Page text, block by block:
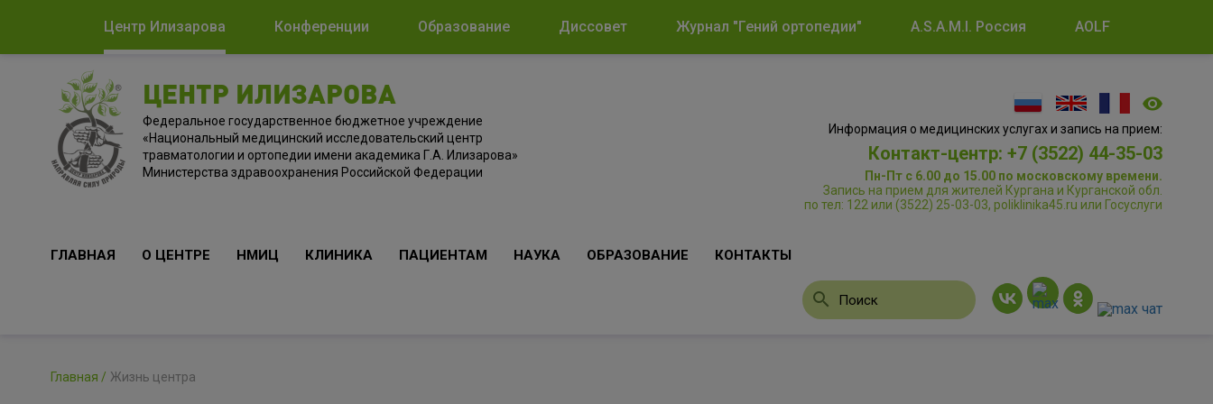
Центр Илизарова Конференции Образование Диссовет Журнал "Гений ортопедии" A.S.A.M.I. Россия AOLF
ЦЕНТР ИЛИЗАРОВА
Федеральное государственное бюджетное учреждение
«Национальный медицинский исследовательский центр
травматологии и ортопедии имени академика Г.А. Илизарова»
Министерства здравоохранения Российской Федерации
Информация о медицинских услугах и запись на прием:
Контакт-центр: +7 (3522) 44-35-03
Пн-Пт с 6.00 до 15.00 по московскому времени.
Запись на прием для жителей Кургана и Курганской обл.
по тел: 122 или (3522) 25-03-03, poliklinika45.ru или Госуслуги
ГЛАВНАЯ О ЦЕНТРЕ НМИЦ КЛИНИКА ПАЦИЕНТАМ НАУКА ОБРАЗОВАНИЕ КОНТАКТЫ
Главная Жизнь центра